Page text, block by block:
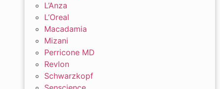
L’Anza
L’Oreal
Macadamia
Mizani
Perricone MD
Revlon
Schwarzkopf